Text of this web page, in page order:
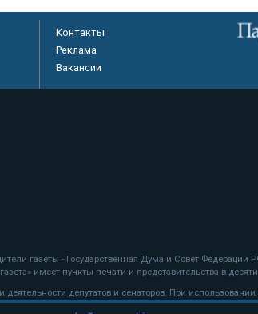
Контакты
Реклама
Вакансии
газеты - Государственная Дума и Совет
имеет пункты печати и представительства в
депутатов и сенаторов. При использовании